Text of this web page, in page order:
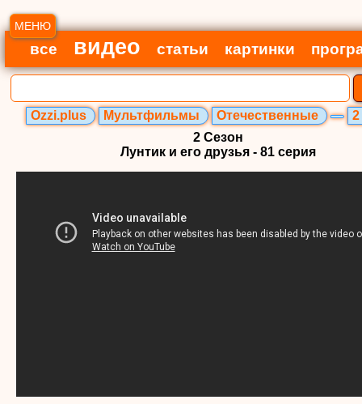
МЕНЮ
все видео статьи картинки
Ozzi.plus Мультфильмы Отечественные
2 Сезон
Лунтик и его друзья - 81 серия